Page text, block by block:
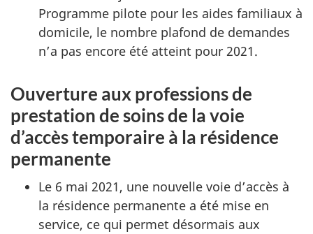
Programme pilote pour les aides familiaux à
domicile, le nombre plafond de demandes
n’a pas encore été atteint pour 2021.
Ouverture aux professions de
prestation de soins de la voie
d’accès temporaire à la résidence
permanente
Le 6 mai 2021, une nouvelle voie d’accès à
la résidence permanente a été mise en
service, ce qui permet désormais aux